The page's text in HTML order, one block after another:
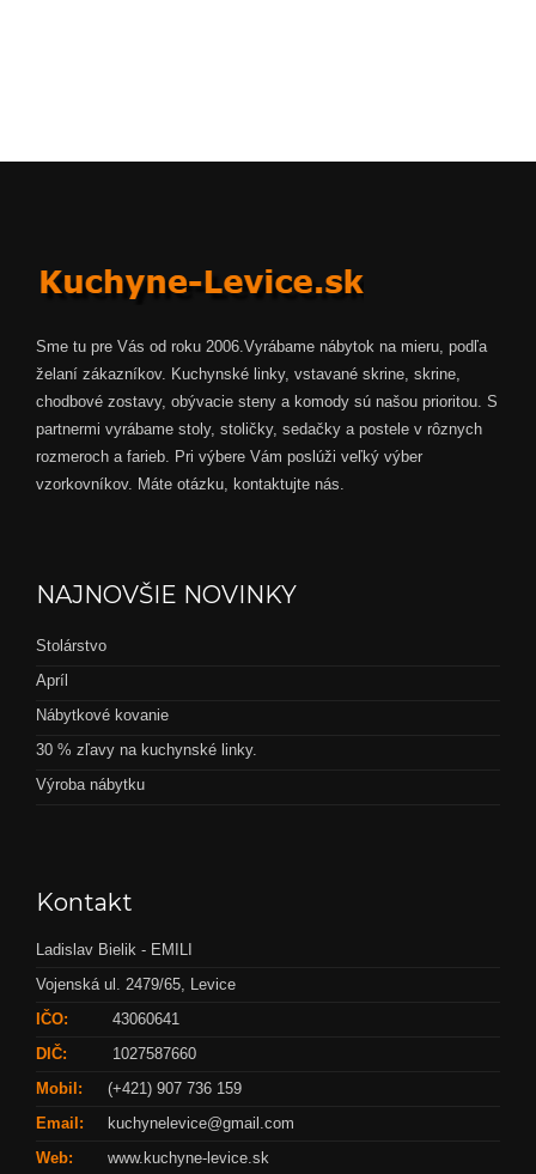
Sme tu pre Vás od roku 2006.Vyrábame nábytok na mieru, podľa
želaní zákazníkov. Kuchynské linky, vstavané skrine, skrine,
chodbové zostavy, obývacie steny a komody sú našou prioritou. S
partnermi vyrábame stoly, stoličky, sedačky a postele v rôznych
rozmeroch a farieb. Pri výbere Vám poslúži veľký výber
vzorkovníkov. Máte otázku, kontaktujte nás.
NAJNOVŠIE NOVINKY
Stolárstvo
Apríl
Nábytkové kovanie
30 % zľavy na kuchynské linky.
Výroba nábytku
Kontakt
Ladislav Bielik - EMILI
Vojenská ul. 2479/65, Levice
IČO:
43060641
DIČ:
1027587660
Mobil:
(+421) 907 736 159
Email:
kuchynelevice@gmail.com
Web:
www.kuchyne-levice.sk